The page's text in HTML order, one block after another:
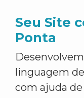
Seu Site
Ponta
linguagem
com ajuda